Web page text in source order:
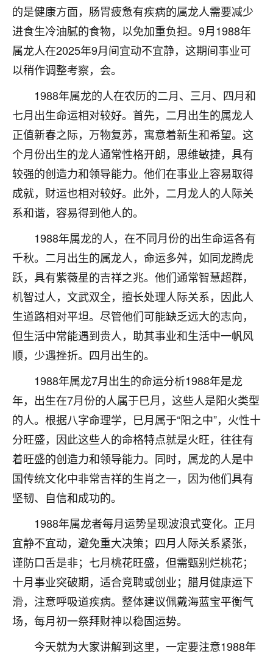
的是健康方面，肠胃疲惫有疾病的属龙人需要减少
进食生冷油腻的食物，以免加重负担。9月1988年
属龙人在2025年9月间宜动不宜静，这期间事业可
以稍作调整考察，会。
1988年属龙的人在农历的二月、三月、四月和
七月出生命运相对较好。首先，二月出生的属龙人
正值新春之际，万物复苏，寓意着新生和希望。这
个月份出生的龙人通常性格开朗，思维敏捷，具有
较强的创造力和领导能力。他们在事业上容易取得
成就，财运也相对较好。此外，二月龙人的人际关
系和谐，容易得到他人的。
1988年属龙的人，在不同月份的出生命运各有
千秋。二月出生的属龙人，命运多舛，如同龙腾虎
跃，具有紫薇星的吉祥之兆。他们通常智慧超群，
机智过人，文武双全，擅长处理人际关系，因此人
生道路相对平坦。尽管他们可能缺乏远大的志向，
但生活中常能遇到贵人，助其事业和生活中一帆风
顺，少遇挫折。四月出生的。
1988年属龙7月出生的命运分析1988年是龙
年，出生在7月份的人属于巳月，这些人是阳火类型
的人。根据八字命理学，巳月属于“阳之中”，火性十
分旺盛，因此这些人的命格特点就是火旺，往往有
着旺盛的创造力和领导能力。同时，属龙的人是中
国传统文化中非常吉祥的生肖之一，因为他们具有
坚韧、自信和成功的。
1988年属龙者每月运势呈现波浪式变化。正月
宜静不宜动，避免重大决策；四月人际关系紧张，
谨防口舌是非；七月桃花旺盛，但需甄别烂桃花；
十月事业突破期，适合竞聘或创业；腊月健康运下
滑，注意呼吸道疾病。整体建议佩戴海蓝宝平衡气
场，每月初一祭拜财神以稳固运势。
今天就为大家讲解到这里，一定要注意1988年
心心相印
我身体不太好，总是病病殃殃的，去检查又没什么大
问题，反正就是不舒服。中医西医看遍了，找不到问
题，后来无意中看到有人推荐慧来老师，跟老师聊过
之后，心情豁然开朗，也听老师建议，处理了一些因
了，老师说境随心转，现在深有体会了。
鹿森 ：是的，其实跟老师聊过之后，最大的感
触，首先就是心态会变好，万般皆是命，半点
不由人！
1天前 来自四川 9
金白水清
鹿森：慧来老师微信：gjsy0624
1天前 来自江西 12
青春168
我也想要，我也想要！
2天前 来自山西 15
老师做不做超度法事？我想给我奶奶做超度，她今年
刚去世了。
七零老顽童 ：我母亲前年离世，刚开始我经常
做梦梦见她，后来也是朋友介绍，找到慧来老
师，安排了超度法事，做梦再也没有梦到过
了，一开始是半信半疑的，图个心安，给亡母
超度，现在看来，人不信也不行。
2天前 来自云南
优秀的张同学
老师收徒吗？？我对这些很感兴趣
2天前 来自山西 15